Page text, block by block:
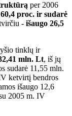
per 2006
proc. ir sudarė
- išaugo 26,5
tinklų ir
mln. Lt, iš jų
sudarė 11,55 mln.
ketvirtį bendros
išaugo 12,6
2005 m. IV